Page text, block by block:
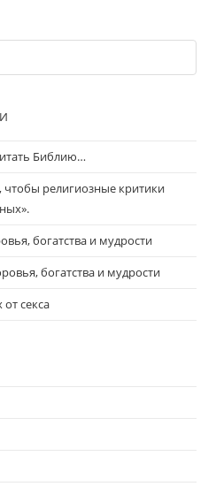
Библию…
чтобы религиозные критики
богатства и мудрости
богатства и мудрости
секса